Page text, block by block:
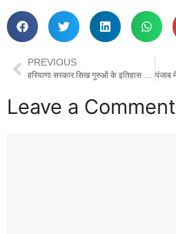
PREVIOUS
हरियाणा सरकार सिख गुरुओं के इतिहास और योगदान को नई पीढ़ी तक पहुंचाने के लिए प्रतिबद्ध -नायब सिंह सैनी
Leave a Comment